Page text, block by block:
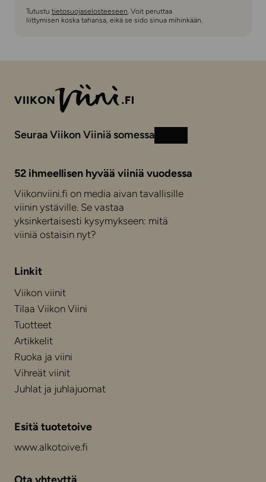
Tutustu tietosuojaselosteeseen . Voit peruttaa
liittymisen koska tahansa, eikä se sido sinua mihinkään.
Seuraa Viikon Viiniä somessa
52 ihmeellisen hyvää viiniä vuodessa
Viikonviini.fi on media aivan tavallisille
viinin ystäville. Se vastaa
yksinkertaisesti kysymykseen: mitä
viiniä ostaisin nyt?
Linkit
Viikon viinit
Tilaa Viikon Viini
Tuotteet
Artikkelit
Ruoka ja viini
Vihreät viinit
Juhlat ja juhlajuomat
Esitä tuotetoive
www.alkotoive.fi